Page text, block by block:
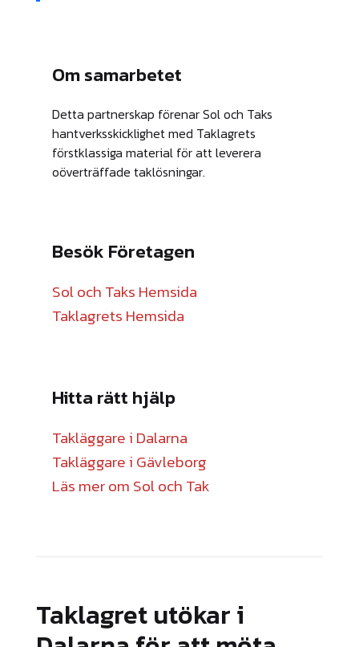
Om samarbetet
Detta partnerskap förenar Sol och Taks
hantverksskicklighet med Taklagrets
förstklassiga material för att leverera
oöverträffade taklösningar.
Besök Företagen
Sol och Taks Hemsida
Taklagrets Hemsida
Hitta rätt hjälp
Takläggare i Dalarna
Takläggare i Gävleborg
Läs mer om Sol och Tak
Taklagret utökar i